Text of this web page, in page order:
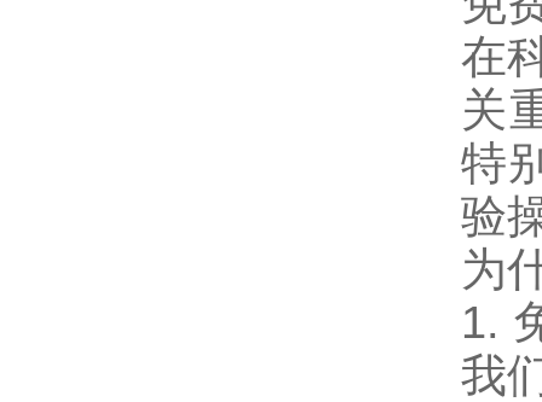
在
关
特
验
为
1.
我